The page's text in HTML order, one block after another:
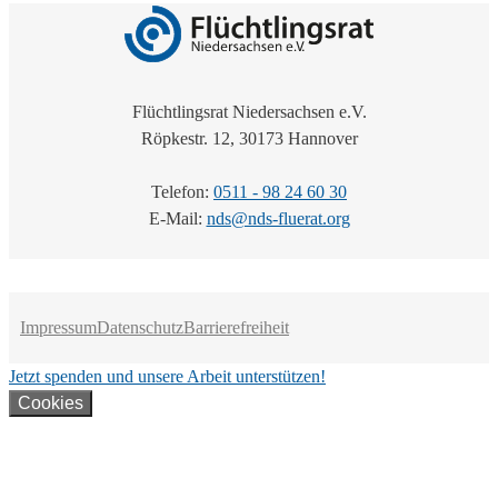
Flüchtlingsrat Niedersachsen e.V.
Röpkestr. 12, 30173 Hannover
Telefon: 0511 - 98 24 60 30
E-Mail: nds@nds-fluerat.org
ImpressumDatenschutzBarrierefreiheit
Jetzt spenden und unsere Arbeit unterstützen!
Cookies